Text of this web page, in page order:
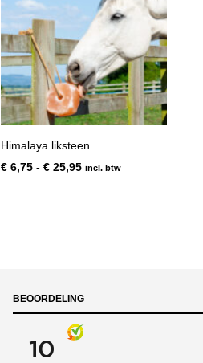
Himalaya liksteen
€ 6,75 - € 25,95Prijsklasse:
incl. btw
BEOORDELING